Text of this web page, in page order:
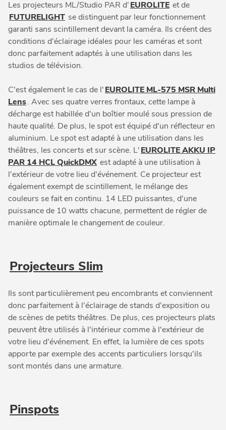
Les projecteurs ML/Studio PAR d'EUROLITE et de
FUTURELIGHT se distinguent par leur fonctionnement
garanti sans scintillement devant la caméra. Ils créent des
conditions d'éclairage idéales pour les caméras et sont
donc parfaitement adaptés à une utilisation dans les
studios de télévision.
C'est également le cas de l'EUROLITE ML-575 MSR Multi
Lens. Avec ses quatre verres frontaux, cette lampe à
décharge est habillée d'un boîtier moulé sous pression de
haute qualité. De plus, le spot est équipé d'un réflecteur en
aluminium. Le spot est adapté à une utilisation dans les
théâtres, les concerts et sur scène. L'EUROLITE AKKU IP
PAR 14 HCL QuickDMX est adapté à une utilisation à
l'extérieur de votre lieu d'événement. Ce projecteur est
également exempt de scintillement, le mélange des
couleurs se fait en continu. 14 LED puissantes, d'une
puissance de 10 watts chacune, permettent de régler de
manière optimale le changement de couleur.
Projecteurs Slim
Ils sont particulièrement peu encombrants et conviennent
donc parfaitement à l'éclairage de stands d'exposition ou
de scènes de petits théâtres. De plus, ces projecteurs plats
peuvent être utilisés à l'intérieur comme à l'extérieur de
votre lieu d'événement. En effet, la lumière de ces spots
apporte par exemple des accents particuliers lorsqu'ils
sont montés dans une armature.
Pinspots